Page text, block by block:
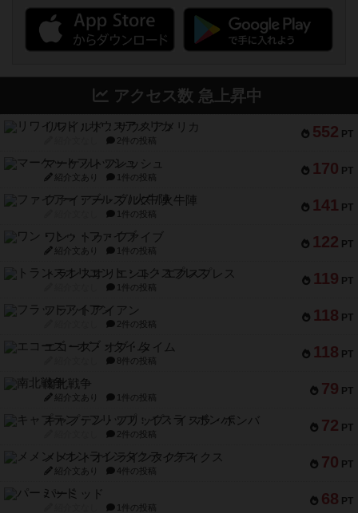
アクセス数 急上昇中
552 PT
リワイルド：サウスアメリカ
2件の投稿
170 PT
マーケットフレッシュ
紹介文あり 1件の投稿
141 PT
ファイアー・ブルズ / 火牛陣
1件の投稿
122 PT
ワン・トゥ・ファイブ
紹介文あり 1件の投稿
119 PT
トランスオリエント・エクスプレス
1件の投稿
118 PT
フラットアイアン
2件の投稿
118 PT
エコーズ・オブ・タイム
8件の投稿
79 PT
南北戦争
紹介文あり 1件の投稿
72 PT
キャプテン・フリップ：イスラ・ボンバ
2件の投稿
70 PT
メメントオンラインタクティクス
紹介文あり 4件の投稿
68 PT
パーミッド
1件の投稿